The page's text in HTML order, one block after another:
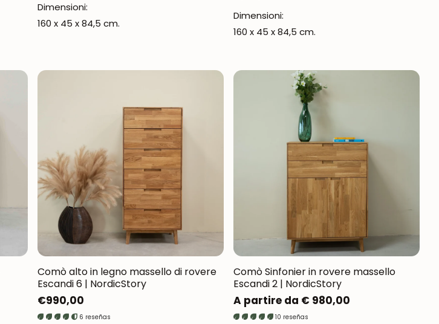
Dimensioni:
160 x 45 x 84,5 cm.
Dimensioni:
160 x 45 x 84,5 cm.
Comò alto in legno massello di rovere
Escandi 6 | NordicStory
Prezzo
normale
€990,00
6 reseñas
Comò Sinfonier in rovere massello
Escandi 2 | NordicStory
Prezzo
normale
A partire da € 980,00
10 reseñas